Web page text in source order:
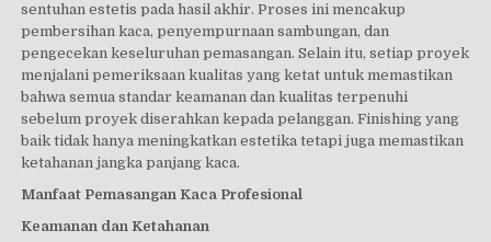
sentuhan estetis pada hasil akhir. Proses ini mencakup
pembersihan kaca, penyempurnaan sambungan, dan
pengecekan keseluruhan pemasangan. Selain itu, setiap proyek
menjalani pemeriksaan kualitas yang ketat untuk memastikan
bahwa semua standar keamanan dan kualitas terpenuhi
sebelum proyek diserahkan kepada pelanggan. Finishing yang
baik tidak hanya meningkatkan estetika tetapi juga memastikan
ketahanan jangka panjang kaca.
Manfaat Pemasangan Kaca Profesional
Keamanan dan Ketahanan